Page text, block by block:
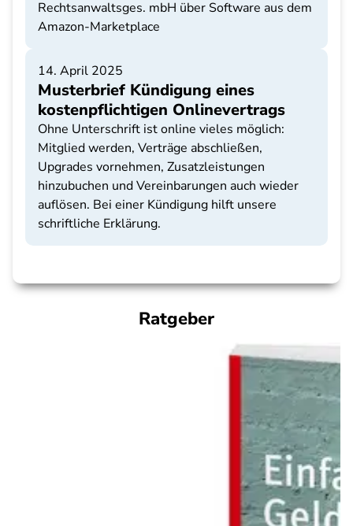
Rechtsanwaltsges. mbH über Software aus dem
Amazon-Marketplace
14. April 2025
Musterbrief Kündigung eines
kostenpflichtigen Onlinevertrags
Ohne Unterschrift ist online vieles möglich:
Mitglied werden, Verträge abschließen,
Upgrades vornehmen, Zusatzleistungen
hinzubuchen und Vereinbarungen auch wieder
auflösen. Bei einer Kündigung hilft unsere
schriftliche Erklärung.
Ratgeber